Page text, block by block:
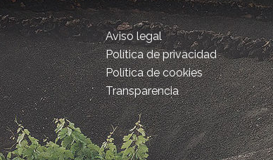
Aviso legal
Política de privacidad
Política de cookies
Transparencia